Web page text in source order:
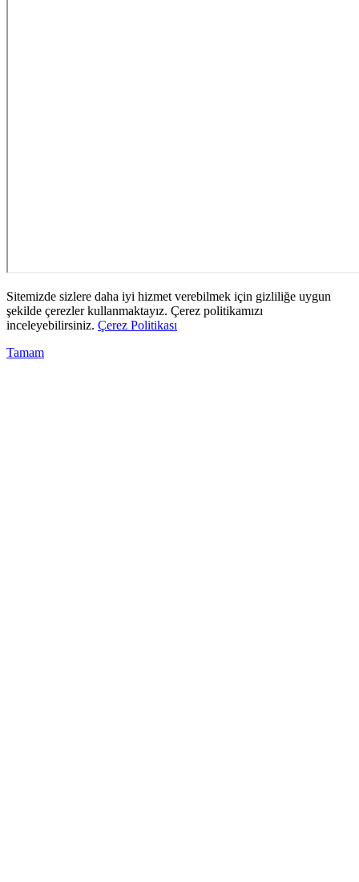
Sitemizde sizlere daha iyi hizmet verebilmek için gizliliğe uygun
şekilde çerezler kullanmaktayız. Çerez politikamızı
inceleyebilirsiniz. Çerez Politikası
Tamam